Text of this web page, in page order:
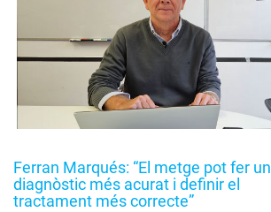
Ferran Marqués: “El metge pot fer un
diagnòstic més acurat i definir el
tractament més correcte”